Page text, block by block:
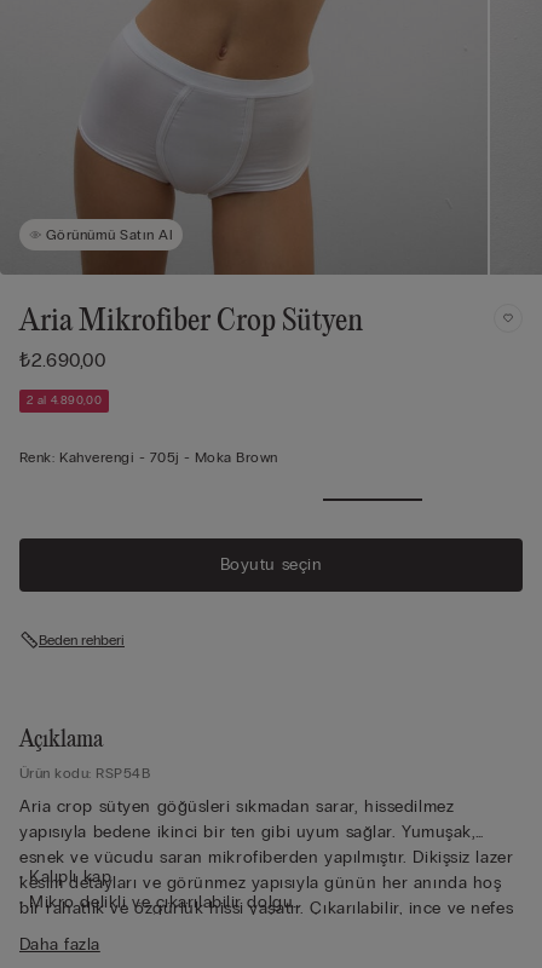
Görünümü Satın Al
Aria Mikrofiber Crop Sütyen
₺2.690,00
2 al 4.890,00
Renk: Kahverengi - 705j - Moka Brown
Boyutu seçin
Beden rehberi
Açıklama
Ürün kodu: RSP54B
Aria crop sütyen göğüsleri sıkmadan sarar, hissedilmez
yapısıyla bedene ikinci bir ten gibi uyum sağlar. Yumuşak,
esnek ve vücudu saran mikrofiberden yapılmıştır. Dikişsiz lazer
kesim detayları ve görünmez yapısıyla günün her anında hoş
bir rahatlık ve özgürlük hissi yaşatır. Çıkarılabilir, ince ve nefes
alan ergonomik kaplarıyla öne çıkar. Gerektiğinde doğru kap
içine yerleştirilebilmesi için kapların hangi tarafa ait olduğu
• Kalıplı kap
• Mikro delikli ve çıkarılabilir dolgu
• Arkadan ayarlanabilen lastikli omuz askıları
Daha fazla